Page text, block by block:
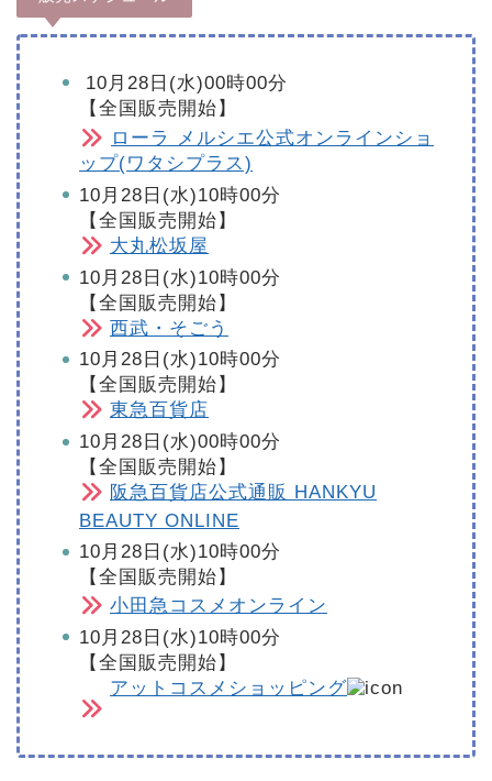
10月28日(水)00時00分
【全国販売開始】
ローラ メルシエ公式オンラインショ
ップ(ワタシプラス)
10月28日(水)10時00分
【全国販売開始】
大丸松坂屋
10月28日(水)10時00分
【全国販売開始】
西武・そごう
10月28日(水)10時00分
【全国販売開始】
東急百貨店
10月28日(水)00時00分
【全国販売開始】
阪急百貨店公式通販 HANKYU
BEAUTY ONLINE
10月28日(水)10時00分
【全国販売開始】
小田急コスメオンライン
10月28日(水)10時00分
【全国販売開始】
アットコスメショッピング